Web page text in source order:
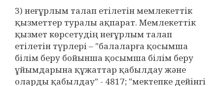
3) неғұрлым талап етілетін мемлекеттік
қызметтер туралы ақпарат. Мемлекеттік
қызмет көрсетудің неғұрлым талап
етілетін түрлері – "балаларға қосымша
білім беру бойынша қосымша білім беру
ұйымдарына құжаттар қабылдау және
оларды қабылдау" - 4817; "мектепке дейінгі